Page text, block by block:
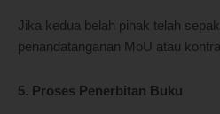
Jika kedua belah pihak telah
penandatanganan MoU atau
5. Proses Penerbitan Buku